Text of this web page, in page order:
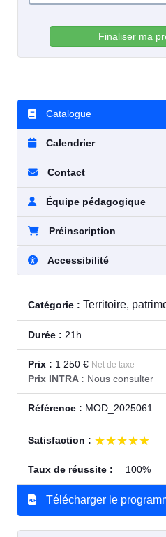
Finaliser ma
Catalogue
Calendrier
Contact
Équipe pédagogique
Préinscription
Accessibilité
Catégorie : Territoire,
Durée : 21h
Prix : 1 250 € Net de taxe
Prix INTRA : Nous consulter
Référence : MOD_2025061
Satisfaction : ★★★★★
★★★★★
Taux de réussite : 100%
Télécharger le